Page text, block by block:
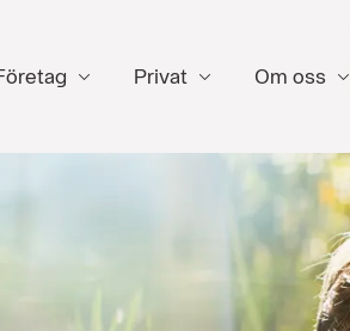
Privat Om oss